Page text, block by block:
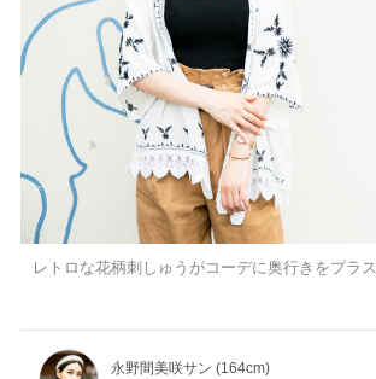
レトロな花柄刺しゅうがコーデに奥行きをプラス
永野間美咲サン (164cm)